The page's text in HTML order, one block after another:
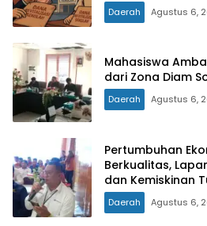
Daerah Agustus 6,
Mahasiswa
dari Zona Diam
Daerah Agustus 6,
Pertumbuhan
Berkualitas,
dan Kemiskinan
Daerah Agustus 6,